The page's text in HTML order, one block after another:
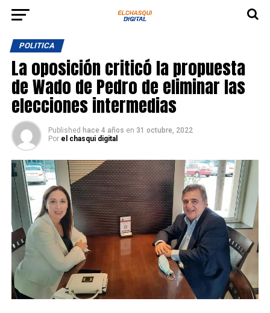
POLITICA
La oposición criticó la propuesta
de Wado de Pedro de eliminar las
elecciones intermedias
Published hace 4 años en 31 octubre, 2022
Por el chasqui digital